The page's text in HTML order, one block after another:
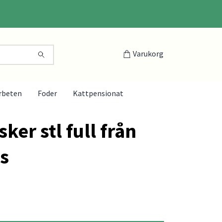
Varukorg
Foder Kattpensionat
stl full från